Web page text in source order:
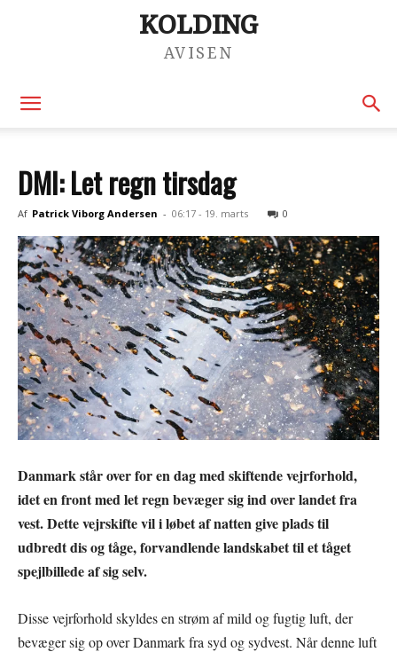
KOLDING
AVISEN
DMI: Let regn tirsdag
Af Patrick Viborg Andersen - 06:17 - 19. marts 0
Danmark står over for en dag med skiftende vejrforhold,
idet en front med let regn bevæger sig ind over landet fra
vest. Dette vejrskifte vil i løbet af natten give plads til
udbredt dis og tåge, forvandlende landskabet til et tåget
spejlbillede af sig selv.
Disse vejrforhold skyldes en strøm af mild og fugtig luft, der
bevæger sig op over Danmark fra syd og sydvest. Når denne luft